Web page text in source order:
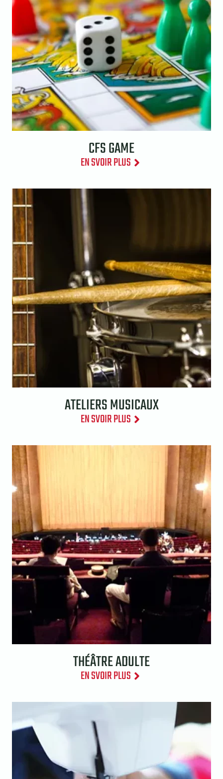
CFS GAME
EN SVOIR PLUS
ATELIERS MUSICAUX
EN SVOIR PLUS
THÉÂTRE ADULTE
EN SVOIR PLUS